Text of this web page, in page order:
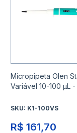
Micropipeta Olen
Variável 10-100 μL
SKU: K1-100VS
R$ 161,70